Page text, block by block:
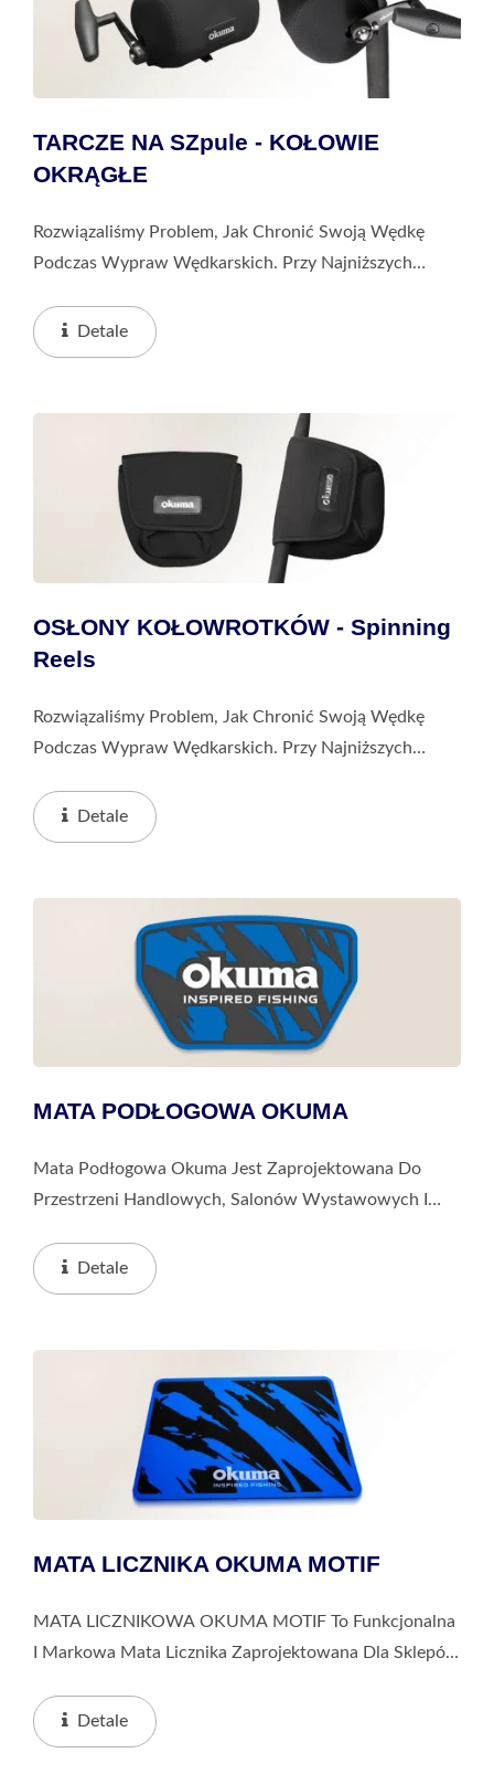
TARCZE NA SZpule - KOŁOWIE
OKRĄGŁE
Rozwiązaliśmy Problem, Jak Chronić Swoją Wędkę
Podczas Wypraw Wędkarskich. Przy Najniższych
Zderzeniami Lub Zarysowaniami Podczas Transportu.
To Najlepszy...
Detale
OSŁONY KOŁOWROTKÓW - Spinning
Reels
Rozwiązaliśmy Problem, Jak Chronić Swoją Wędkę
Podczas Wypraw Wędkarskich. Przy Najniższych
Zderzeniami Lub Zarysowaniami Podczas Transportu.
To Najlepszy...
Detale
MATA PODŁOGOWA OKUMA
Mata Podłogowa Okuma Jest Zaprojektowana Do
Przestrzeni Handlowych, Salonów Wystawowych I
Wejściach Do Sklepów Lub W Strefach
Wystawowych, Wzmacnia Obecność...
Detale
MATA LICZNIKA OKUMA MOTIF
MATA LICZNIKOWA OKUMA MOTIF To Funkcjonalna
I Markowa Mata Licznika Zaprojektowana Dla Sklepów
Gumowej Podstawy I Materiałowej Powierzchni,
Zapewnia Stabilne,...
Detale